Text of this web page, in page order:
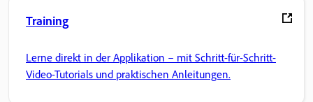
Training
Lerne direkt in der Applikation – mit Schritt-für-Schritt-
Video-Tutorials und praktischen Anleitungen.